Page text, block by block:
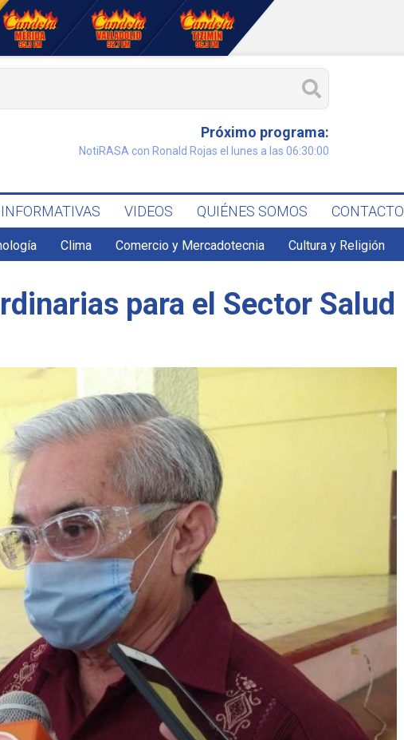
Próximo programa:
NotiRASA con Ronald Rojas el lunes a las 06:30:00
VIDEOS QUIÉNES SOMOS CONTACTO
Clima Comercio y Mercadotecnia Cultura y Religión
para el Sector Salud